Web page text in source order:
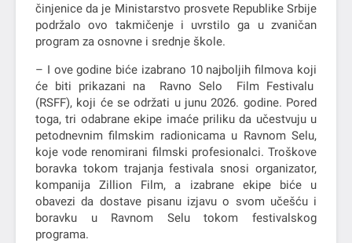
činjenice da je Ministarstvo prosvete Republike Srbije
podržalo ovo takmičenje i uvrstilo ga u zvaničan
program za osnovne i srednje škole.
– I ove godine biće izabrano 10 najboljih filmova koji
će biti prikazani na Ravno Selo Film Festivalu
(RSFF), koji će se održati u junu 2026. godine. Pored
toga, tri odabrane ekipe imaće priliku da učestvuju u
petodnevnim filmskim radionicama u Ravnom Selu,
koje vode renomirani filmski profesionalci. Troškove
boravka tokom trajanja festivala snosi organizator,
kompanija Zillion Film, a izabrane ekipe biće u
obavezi da dostave pisanu izjavu o svom učešću i
boravku u Ravnom Selu tokom festivalskog
programa.